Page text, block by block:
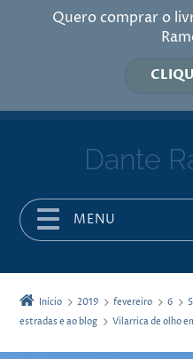
Quero comprar o
Dante
MENU
Início 2019 fevereiro 6
estradas e ao blog
Vilarrica de olho